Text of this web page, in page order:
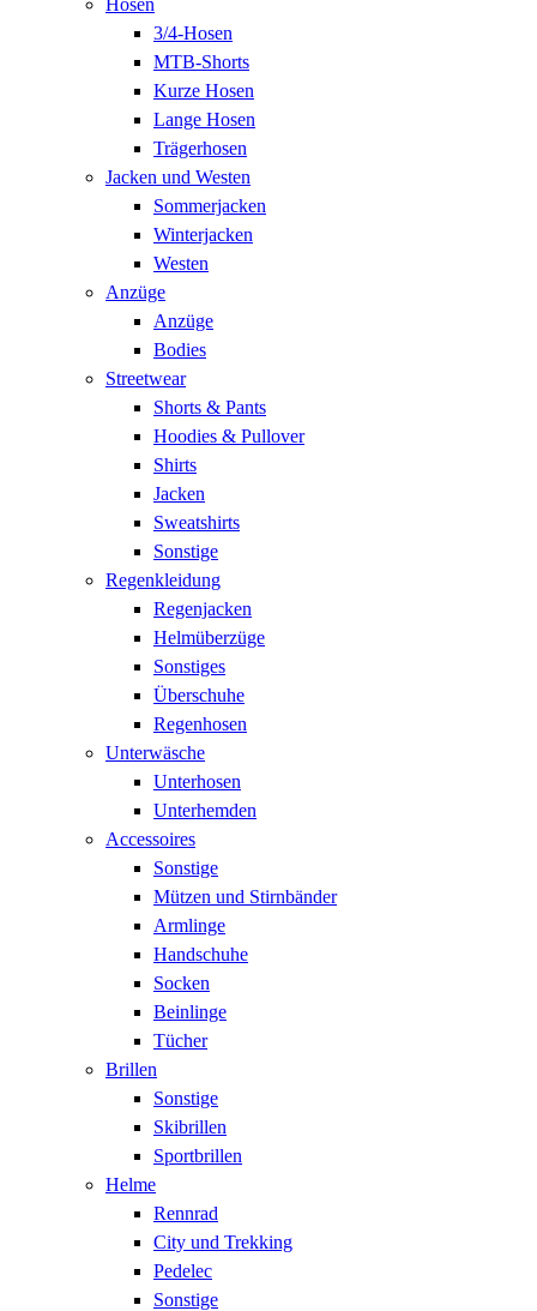
3/4-Hosen
MTB-Shorts
Kurze Hosen
Lange Hosen
Trägerhosen
Jacken und Westen
Sommerjacken
Winterjacken
Westen
Anzüge
Anzüge
Bodies
Streetwear
Shorts & Pants
Hoodies & Pullover
Shirts
Jacken
Sweatshirts
Sonstige
Regenkleidung
Regenjacken
Helmüberzüge
Sonstiges
Überschuhe
Regenhosen
Unterwäsche
Unterhosen
Unterhemden
Accessoires
Sonstige
Mützen und Stirnbänder
Armlinge
Handschuhe
Socken
Beinlinge
Tücher
Brillen
Sonstige
Skibrillen
Sportbrillen
Helme
Rennrad
City und Trekking
Pedelec
Sonstige